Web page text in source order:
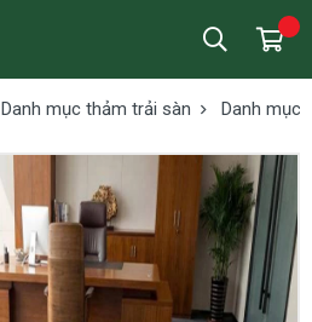
Danh mục thảm trải sàn Danh mục